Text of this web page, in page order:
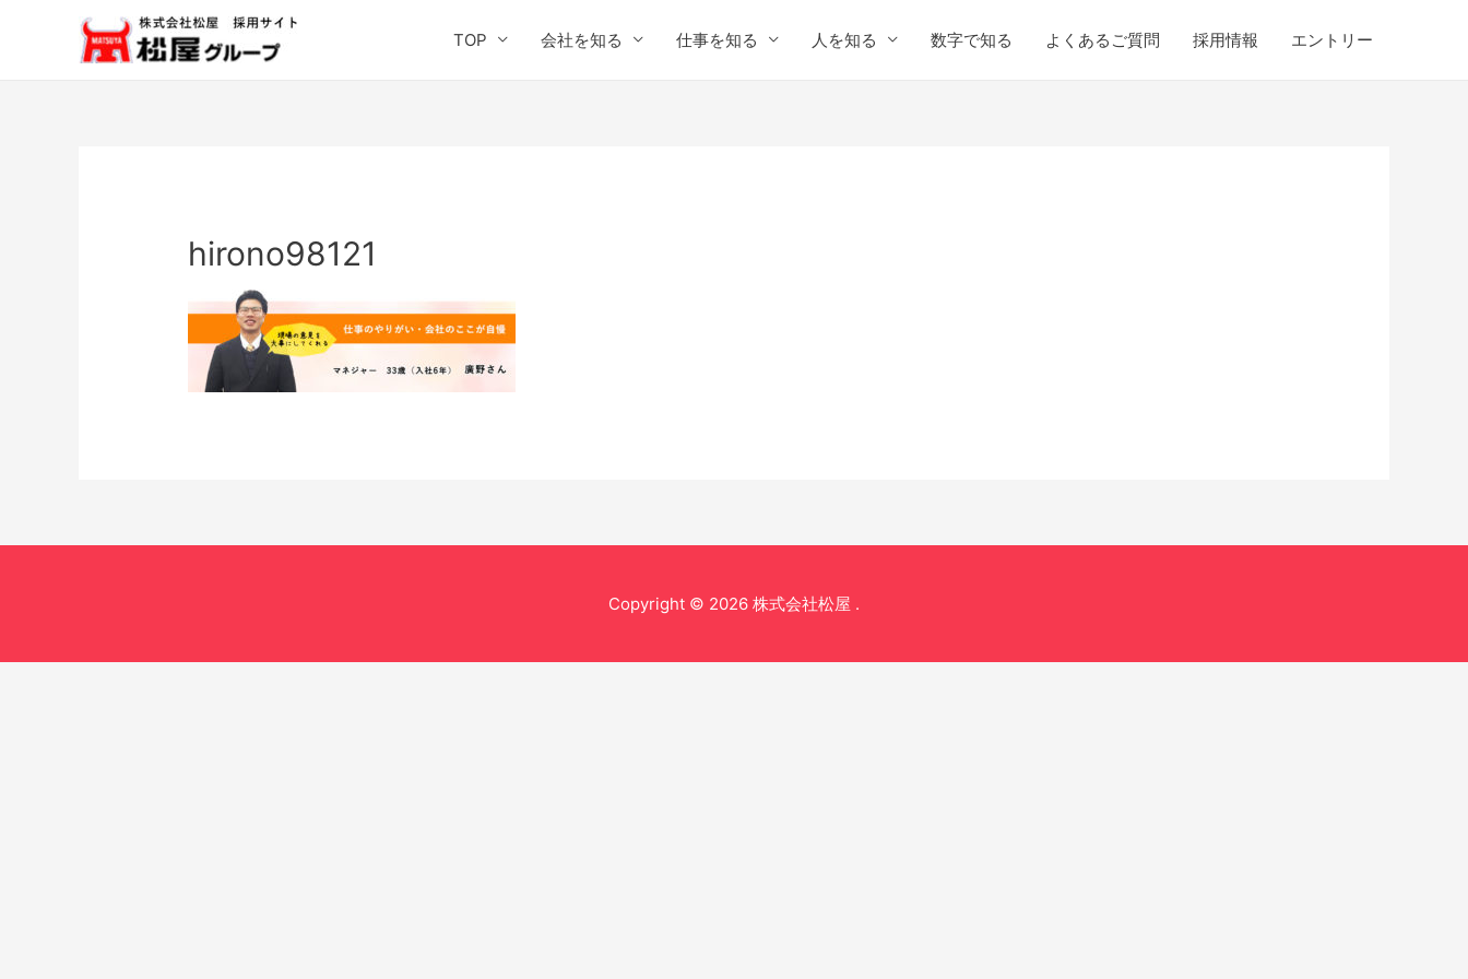
TOP 会社を知る 仕事を知る 人を知る 数字で知る よくあるご質問 採用情報 エントリー
hirono98121
Copyright © 2026 株式会社松屋 .